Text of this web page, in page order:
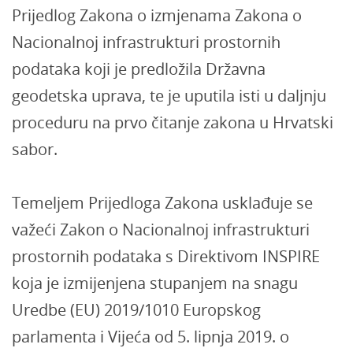
Prijedlog Zakona o izmjenama Zakona o
Nacionalnoj infrastrukturi prostornih
podataka koji je predložila Državna
geodetska uprava, te je uputila isti u daljnju
proceduru na prvo čitanje zakona u Hrvatski
sabor.
Temeljem Prijedloga Zakona usklađuje se
važeći Zakon o Nacionalnoj infrastrukturi
prostornih podataka s Direktivom INSPIRE
koja je izmijenjena stupanjem na snagu
Uredbe (EU) 2019/1010 Europskog
parlamenta i Vijeća od 5. lipnja 2019. o